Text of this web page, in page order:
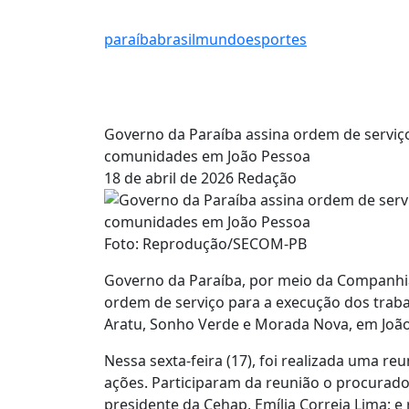
paraíbabrasilmundoesportes
Governo da Paraíba assina ordem de
comunidades em João Pessoa
18 de abril de 2026 Redação
Foto: Reprodução/SECOM-PB
Governo da Paraíba, por meio da
ordem de serviço para a execução dos
Aratu, Sonho Verde e Morada Nova, em
Nessa sexta-feira (17), foi realizada uma
ações. Participaram da reunião o
presidente da Cehap, Emília Correia Lima;